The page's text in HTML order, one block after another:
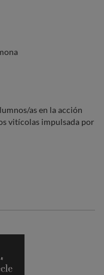
as en la acción
vitícolas impulsada por